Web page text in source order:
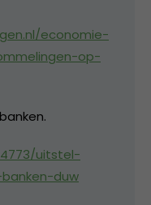
economie-
op-
uitstel-
duw